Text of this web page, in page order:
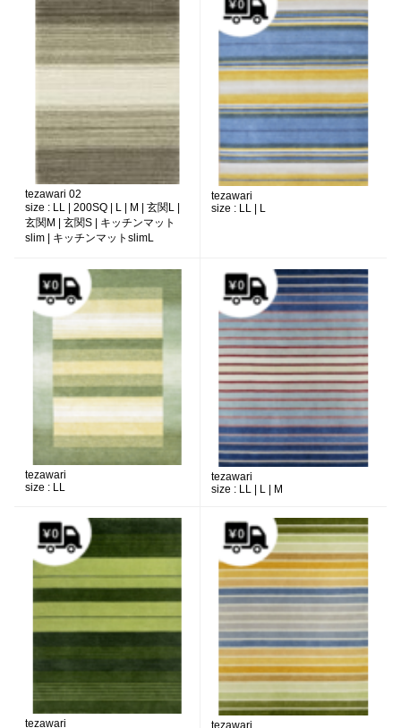
tezawari 02
size : LL | 200SQ | L | M | 玄関L |
玄関M | 玄関S | キッチンマット
slim | キッチンマットslimL
tezawari
size : LL | L
tezawari
size : LL
tezawari
size : LL | L | M
tezawari
tezawari